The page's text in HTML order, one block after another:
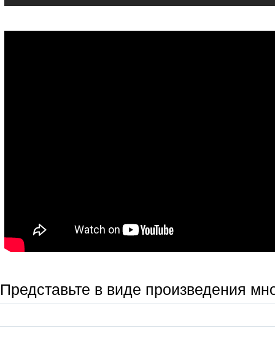
Представьте в виде произведения